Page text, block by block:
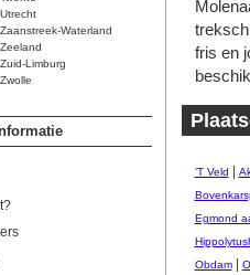
Utrecht
Zaanstreek-Waterland
Zeeland
Zuid-Limburg
Zwolle
fris en
'T Veld
Egmond
Obdam|